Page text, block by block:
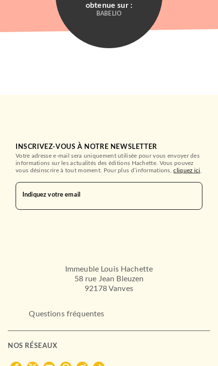
obtenue sur :
BABELIO
INSCRIVEZ-VOUS À NOTRE NEWSLETTER
Votre adresse e-mail sera uniquement utilisée pour vous envoyer des
informations sur les actualités des éditions Hachette. Vous pouvez
vous désinscrire à tout moment. Pour plus d’informations,cliquez ici
Indiquez votre email
Immeuble Louis Hachette
58 rue Jean Bleuzen
92178 Vanves
Questions fréquentes
NOS RÉSEAUX